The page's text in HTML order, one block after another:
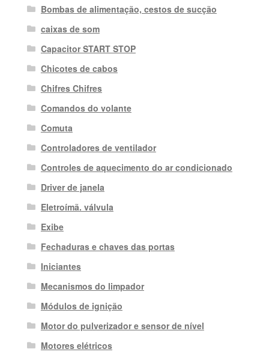
Bombas de alimentação, cestos de sucção
caixas de som
Capacitor START STOP
Chicotes de cabos
Chifres Chifres
Comandos do volante
Comuta
Controladores de ventilador
Controles de aquecimento do ar condicionado
Driver de janela
Eletroímã. válvula
Exibe
Fechaduras e chaves das portas
Iniciantes
Mecanismos do limpador
Módulos de ignição
Motor do pulverizador e sensor de nível
Motores elétricos